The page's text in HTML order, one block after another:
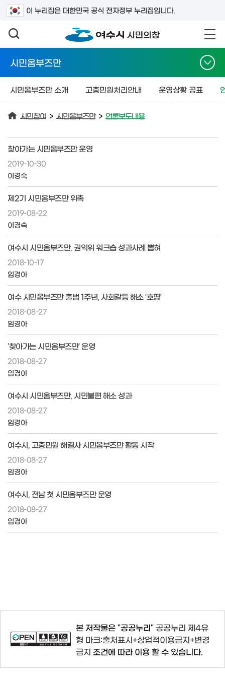
이 누리집은 대한민국 공식 전자정부 누리집입니다.
검색어를 입력하세요
시민옴부즈만
시민옴부즈만 소개 고충민원처리안내 운영상황 공표
시민참여 > 시민옴부즈만 > 언론보도내용
찾아가는 시민옴부즈만 운영
2019-10-30
이경숙
제2기 시민옴부즈만 위촉
2019-08-22
이경숙
여수시 시민옴부즈만, 권익위 워크숍 성과사례 뽑혀
2018-10-17
임경아
여수 시민옴부즈만 출범 1주년, 사회갈등 해소 ‘호평’
2018-08-27
임경아
'찾아가는 시민옴부즈만' 운영
2018-08-27
임경아
여수시 시민옴부즈만, 시민불편 해소 성과
2018-08-27
임경아
여수시, 고충민원 해결사 시민옴부즈만 활동 시작
2018-08-27
임경아
여수시, 전남 첫 시민옴부즈만 운영
2018-08-27
임경아
본 저작물은 "공공누리" 공공누리 제4유
형 마크:출처표시+상업적이용금지+변경
금지 조건에 따라 이용 할 수 있습니다.